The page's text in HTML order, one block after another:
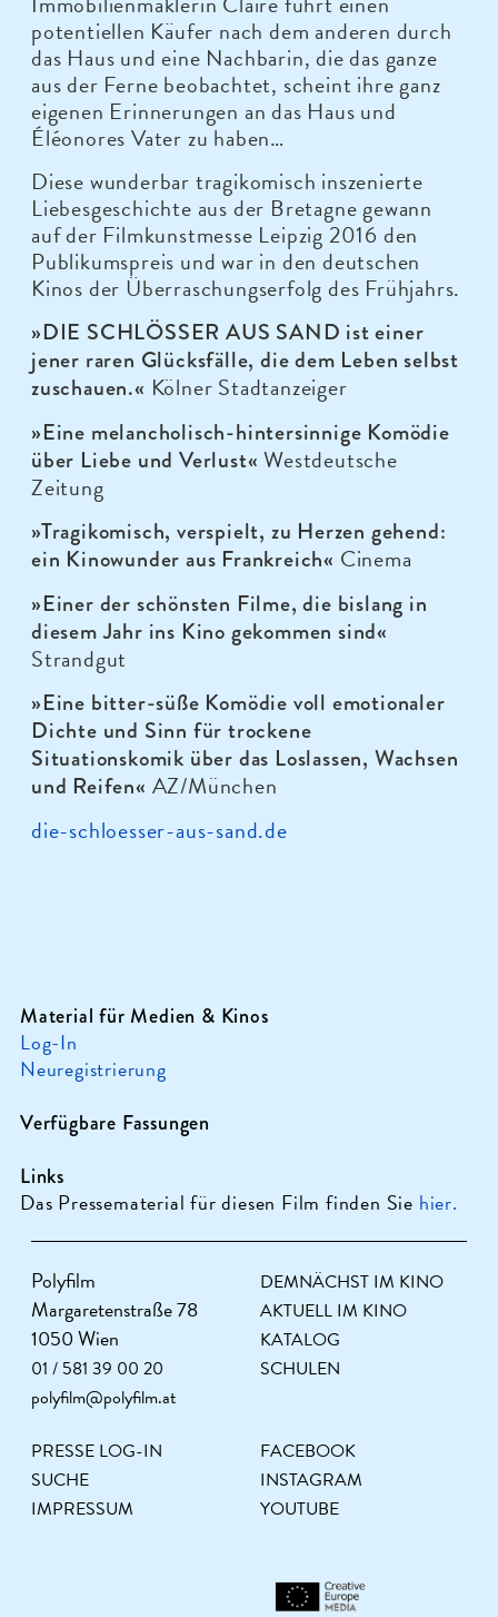
potentiellen Käufer nach dem anderen durch
das Haus und eine Nachbarin, die das ganze
aus der Ferne beobachtet, scheint ihre ganz
eigenen Erinnerungen an das Haus und
Éléonores Vater zu haben…
Diese wunderbar tragikomisch inszenierte
Liebesgeschichte aus der Bretagne gewann
auf der Filmkunstmesse Leipzig 2016 den
Publikumspreis und war in den deutschen
Kinos der Überraschungserfolg des Frühjahrs.
»DIE SCHLÖSSER AUS SAND ist einer
jener raren Glücksfälle, die dem Leben selbst
zuschauen.« Kölner Stadtanzeiger
»Eine melancholisch-hintersinnige Komödie
über Liebe und Verlust« Westdeutsche
Zeitung
»Tragikomisch, verspielt, zu Herzen gehend:
ein Kinowunder aus Frankreich« Cinema
»Einer der schönsten Filme, die bislang in
diesem Jahr ins Kino gekommen sind«
Strandgut
»Eine bitter-süße Komödie voll emotionaler
Dichte und Sinn für trockene
Situationskomik über das Loslassen, Wachsen
und Reifen« AZ/München
die-schloesser-aus-sand.de
Material für Medien & Kinos
Log-In
Neuregistrierung
Verfügbare Fassungen
Links
Das Pressematerial für diesen Film finden Sie hier.
Polyfilm
Margaretenstraße 78
1050 Wien
01 / 581 39 00 20
polyfilm@polyfilm.at
DEMNÄCHST IM KINO
AKTUELL IM KINO
KATALOG
SCHULEN
PRESSE LOG-IN
SUCHE
IMPRESSUM
FACEBOOK
INSTAGRAM
YOUTUBE